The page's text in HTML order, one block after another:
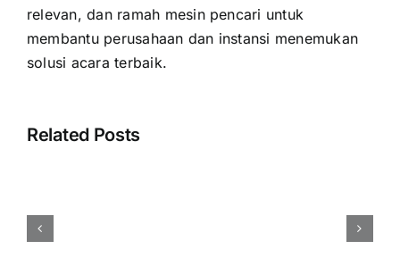
relevan, dan ramah mesin pencari untuk
membantu perusahaan dan instansi menemukan
solusi acara terbaik.
Related Posts